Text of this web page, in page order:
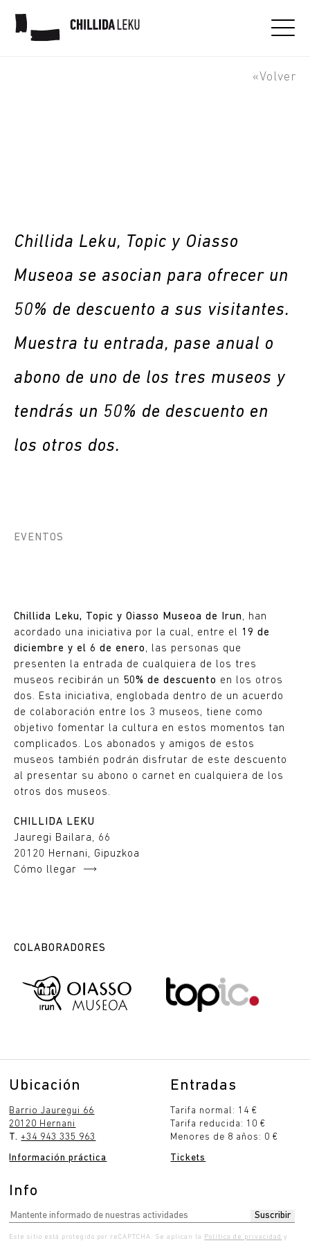
50% para visitar Topic y
«Volver
Chillida Leku, Topic y Oiasso
Museoa se asocian para ofrecer un
50% de descuento a sus visitantes.
Muestra tu entrada, pase anual o
abono de uno de los tres museos y
tendrás un 50% de descuento en
los otros dos.
EVENTOS
Chillida Leku, Topic y Oiasso Museoa de Irun , han
acordado una iniciativa por la cual, entre el 19 de
diciembre y el 6 de enero , las personas que
presenten la entrada de cualquiera de los tres
museos recibirán un 50% de descuento en los otros
dos. Esta iniciativa, englobada dentro de un acuerdo
de colaboración entre los 3 museos, tiene como
objetivo fomentar la cultura en estos momentos tan
complicados. Los abonados y amigos de estos
museos también podrán disfrutar de este descuento
al presentar su abono o carnet en cualquiera de los
otros dos museos.
CHILLIDA LEKU
Jauregi Bailara, 66
20120 Hernani, Gipuzkoa
Cómo llegar
COLABORADORES
Ubicación
Barrio Jauregui 66
20120 Hernani
T.+34 943 335 963
Información práctica
Entradas
Tarifa normal: 14 €
Tarifa reducida: 10 €
Menores de 8 años: 0 €
Tickets
Info
Este sitio está protegido por reCAPTCHA. Se aplican la Política de privacidad y